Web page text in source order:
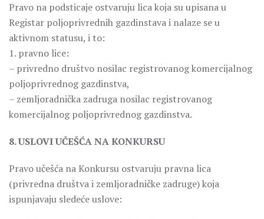
Pravo na podsticaje ostvaruju lica koja su upisana u
Registar poljoprivrednih gazdinstava i nalaze se u
aktivnom statusu, i to:
1. pravno lice:
– privredno društvo nosilac registrovanog komercijalnog
poljoprivrednog gazdinstva,
– zemljoradnička zadruga nosilac registrovanog
komercijalnog poljoprivrednog gazdinstva.
8. USLOVI UČEŠĆA NA KONKURSU
Pravo učešća na Konkursu ostvaruju pravna lica
(privredna društva i zemljoradničke zadruge) koja
ispunjavaju sledeće uslove: